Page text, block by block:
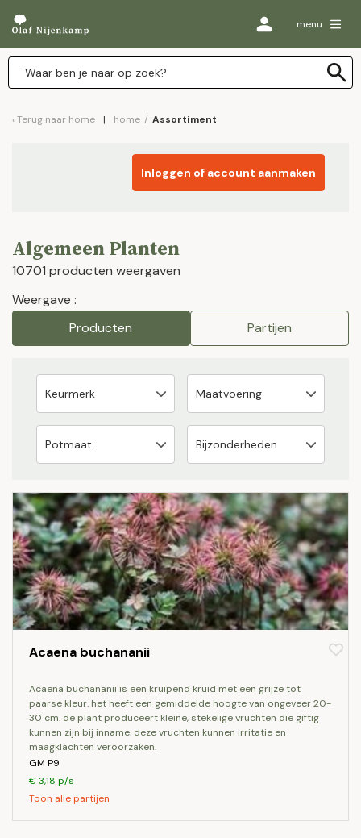
menu
Terug naar home home / Assortiment
Inloggen of account aanmaken
Algemeen Planten
10701 producten weergaven
Weergave :
Producten
Partijen
Acaena buchananii
acaena buchananii is een kruipend kruid met een grijze tot
paarse kleur. het heeft een gemiddelde hoogte van ongeveer 20-
30 cm. de plant produceert kleine, stekelige vruchten die giftig
kunnen zijn bij inname. deze vruchten kunnen irritatie en
maagklachten veroorzaken.
GM P9
€ 3,18 p/s
Toon alle partijen